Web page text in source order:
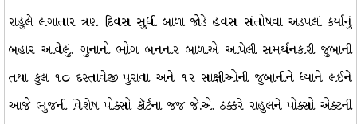
રાહુલે લગાતાર ત્રણ દિવસ સુધી બાળા જોડે હવસ સંતોષવા અડપલાં કર્યાનું
બહાર આવેલું. ગુનાનો ભોગ બનનાર બાળાએ આપેલી સમર્થનકારી જુબાની
તથા કુલ ૧૦ દસ્તાવેજી પુરાવા અને ૧૨ સાક્ષીઓની જુબાનીને ધ્યાને લઈને
આજે ભુજની વિશેષ પોક્સો કૉર્ટના જજ જે.એ. ઠક્કરે રાહુલને પોક્સો એક્ટની